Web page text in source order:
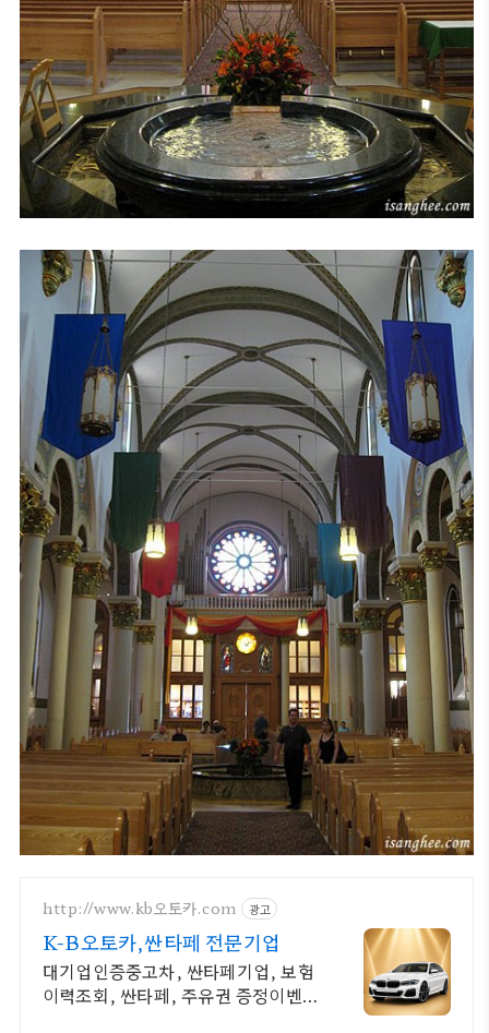
http://www.kb오토카.com 광고
K-B오토카,싼타페 전문기업
대기업인증중고차, 싼타페기업, 보험
이력조회, 싼타페, 주유권 증정이벤트